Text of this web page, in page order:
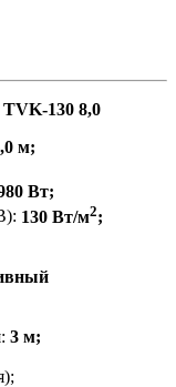
130 8,0
м;
Вт;
130 Вт/м2;
3 м;